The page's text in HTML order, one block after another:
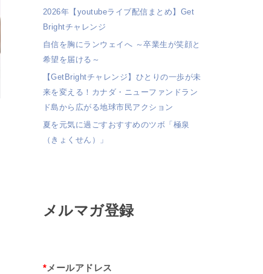
2026年【youtubeライブ配信まとめ】Get
Brightチャレンジ
自信を胸にランウェイへ ～卒業生が笑顔と
希望を届ける～
【GetBrightチャレンジ】ひとりの一歩が未
来を変える！カナダ・ニューファンドラン
ド島から広がる地球市民アクション
夏を元気に過ごすおすすめのツボ「極泉
（きょくせん）」
メルマガ登録
*メールアドレス